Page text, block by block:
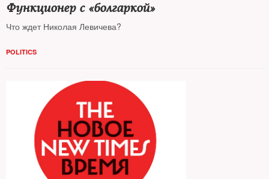
Функционер с «болгаркой»
Что ждет Николая Левичева?
POLITICS